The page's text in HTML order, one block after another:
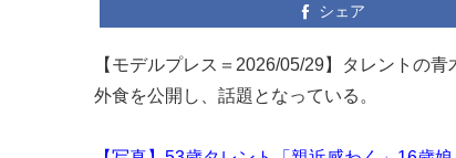
シェア
【モデルプレス＝2026/05/29】タレントの
外食を公開し、話題となっている。